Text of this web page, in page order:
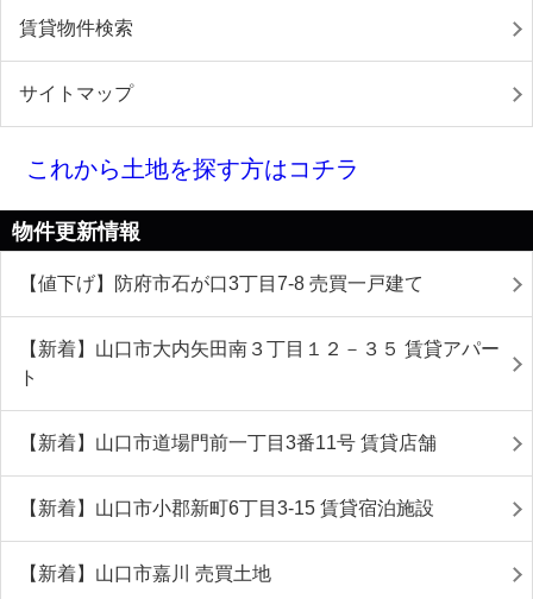
賃貸物件検索
サイトマップ
これから土地を探す方はコチラ
物件更新情報
【値下げ】防府市石が口3丁目7-8 売買一戸建て
【新着】山口市大内矢田南３丁目１２－３５ 賃貸アパー
ト
【新着】山口市道場門前一丁目3番11号 賃貸店舗
【新着】山口市小郡新町6丁目3-15 賃貸宿泊施設
【新着】山口市嘉川 売買土地